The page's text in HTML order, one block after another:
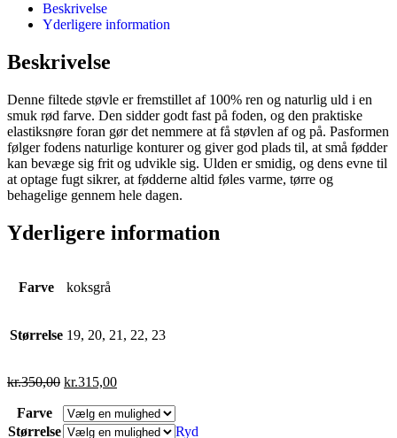
Beskrivelse
Yderligere information
Beskrivelse
Denne filtede støvle er fremstillet af 100% ren og naturlig uld i en
smuk rød farve. Den sidder godt fast på foden, og den praktiske
elastiksnøre foran gør det nemmere at få støvlen af og på. Pasformen
følger fodens naturlige konturer og giver god plads til, at små fødder
kan bevæge sig frit og udvikle sig. Ulden er smidig, og dens evne til
at optage fugt sikrer, at fødderne altid føles varme, tørre og
behagelige gennem hele dagen.
Yderligere information
Farve koksgrå
Størrelse 19, 20, 21, 22, 23
kr.350,00 kr.315,00
Farve
Størrelse
Ryd